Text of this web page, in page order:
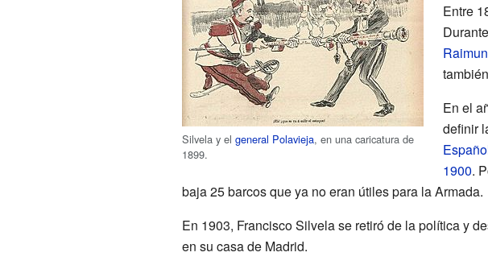
Silvela y el general Polavieja, en una caricatura de
1899.
Entre
En el
definir
1900.
baja 25 barcos que ya no eran útiles para la Armada.
En 1903, Francisco Silvela se retiró de la política y
en su casa de Madrid.